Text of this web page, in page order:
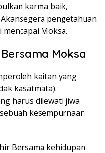
karma baik,
pengetahuan
Moksa.
Moksa
kaitan yang
kasatmata).
harus dilewati jiwa
kesempurnaan
Bersama kehidupan